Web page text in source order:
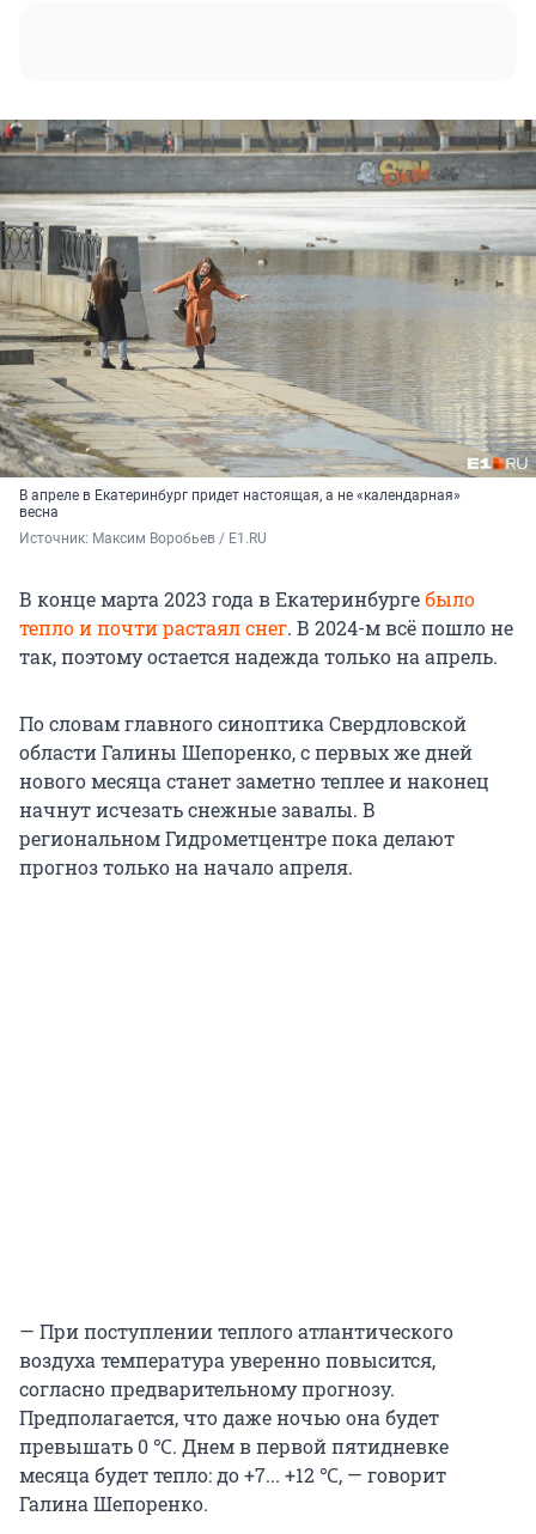
В апреле в Екатеринбург придет настоящая, а не «календарная»
весна
Источник: Максим Воробьев / E1.RU
В конце марта 2023 года в Екатеринбургебыло
тепло и почти растаял снег. В 2024-м всё пошло не
так, поэтому остается надежда только на апрель.
По словам главного синоптика Свердловской
области Галины Шепоренко, с первых же дней
нового месяца станет заметно теплее и наконец
начнут исчезать снежные завалы. В
региональном Гидрометцентре пока делают
прогноз только на начало апреля.
— При поступлении теплого атлантического
воздуха температура уверенно повысится,
согласно предварительному прогнозу.
Предполагается, что даже ночью она будет
превышать 0 ℃. Днем в первой пятидневке
месяца будет тепло: до +7... +12 ℃, — говорит
Галина Шепоренко.